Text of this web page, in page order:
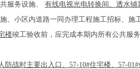
服务设施、 有线电视光电转换间、透水
、小区内道路一同办理工程施工招标、施
楼竣工验收前，应完成本期内所有公共服
防战时主要出入口、57-10#住宅楼、57-